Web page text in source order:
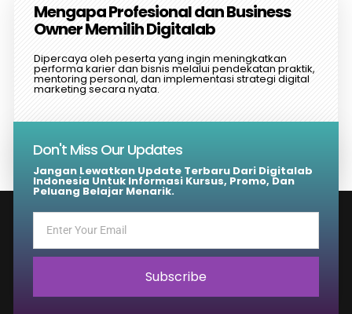
Mengapa Profesional dan Business
Owner Memilih Digitalab
Dipercaya oleh peserta yang ingin meningkatkan
performa karier dan bisnis melalui pendekatan praktik,
mentoring personal, dan implementasi strategi digital
marketing secara nyata.
Mulai Konsultasi
Don't Miss Our Updates
Jangan Lewatkan Update Terbaru Dari Digitalab
Indonesia Untuk Informasi Kursus, Promo, Dan
Peluang Belajar Menarik.
Subscribe